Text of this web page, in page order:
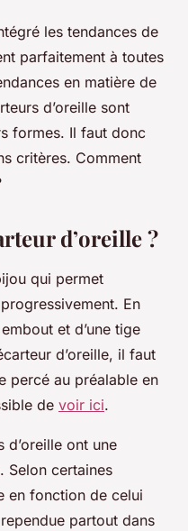
les tendances de
parfaitement à toutes
en matière de
d’oreille sont
formes. Il faut donc
critères. Comment
d’oreille ?
qui permet
En
et d’une tige
d’oreille, il faut
percé au préalable en
de voir ici.
d’oreille ont une
Selon certaines
en fonction de celui
partout dans